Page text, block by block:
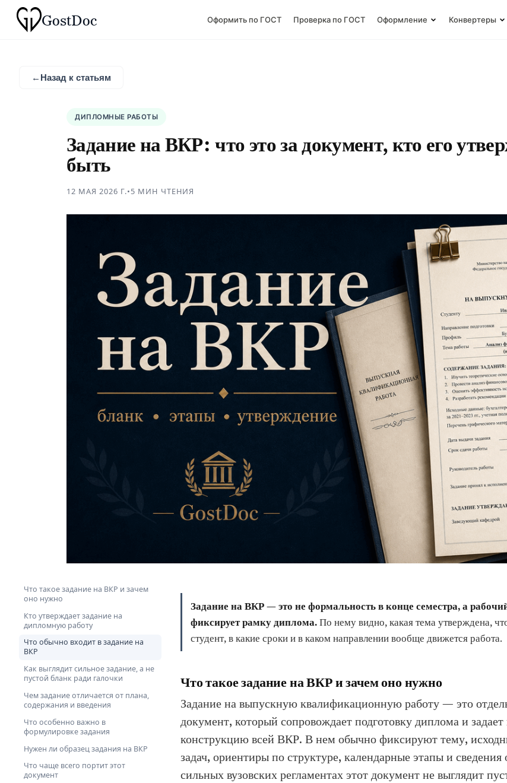
GostDoc Оформить по ГОСТ Проверка по ГОСТ Оформление Конвертеры
← Назад к статьям
ДИПЛОМНЫЕ РАБОТЫ
Задание на ВКР: что это за документ, кто его
быть
12 МАЯ 2026 Г.•5 МИН ЧТЕНИЯ
Что такое задание на ВКР и зачем
оно нужно
Кто утверждает задание на
дипломную работу
Что обычно входит в задание на
ВКР
Как выглядит сильное задание, а не
пустой бланк ради галочки
Чем задание отличается от плана,
содержания и введения
Что особенно важно в
формулировке задания
Нужен ли образец задания на ВКР
Что чаще всего портит этот
документ
Задание на ВКР — это не формальность в конце семестра, а
фиксирует рамку диплома.По нему видно, какая тема утверждена,
студент, в какие сроки и в каком направлении вообще движется работа.
Что такое задание на ВКР и зачем оно нужно
Задание на выпускную квалификационную работу — это
документ, который сопровождает подготовку диплома и
конструкцию всей ВКР. В нем обычно фиксируют тему,
задач, ориентиры по структуре, календарные этапы и сведения
сильных вузовских регламентах этот документ не выглядит